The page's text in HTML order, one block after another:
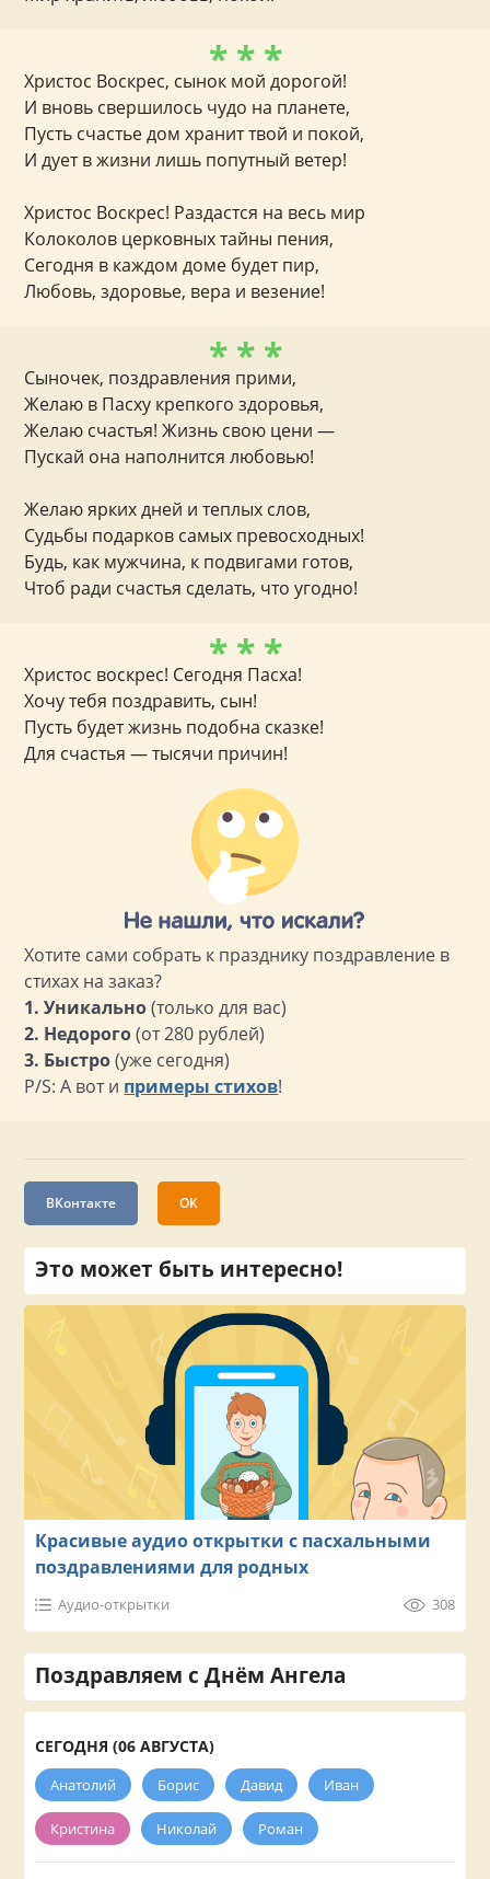
* * *
Христос Воскрес, сынок мой дорогой!
И вновь свершилось чудо на планете,
Пусть счастье дом хранит твой и покой,
И дует в жизни лишь попутный ветер!
Христос Воскрес! Раздастся на весь мир
Колоколов церковных тайны пения,
Сегодня в каждом доме будет пир,
Любовь, здоровье, вера и везение!
* * *
Сыночек, поздравления прими,
Желаю в Пасху крепкого здоровья,
Желаю счастья! Жизнь свою цени —
Пускай она наполнится любовью!
Желаю ярких дней и теплых слов,
Судьбы подарков самых превосходных!
Будь, как мужчина, к подвигами готов,
Чтоб ради счастья сделать, что угодно!
* * *
Христос воскрес! Сегодня Пасха!
Хочу тебя поздравить, сын!
Пусть будет жизнь подобна сказке!
Для счастья — тысячи причин!
Хотите сами собрать к празднику поздравление в
стихах на заказ?
1. Уникально(только для вас)
2. Недорого(от 280 рублей)
3. Быстро(уже сегодня)
P/S: А вот и примеры стихов!
ВКонтакте ОК
Это может быть интересно!
Красивые аудио открытки с пасхальными
поздравлениями для родных
Аудио-открытки 308
Поздравляем с Днём Ангела
СЕГОДНЯ (06 АВГУСТА)
Анатолий Борис Давид Иван
Кристина Николай Роман